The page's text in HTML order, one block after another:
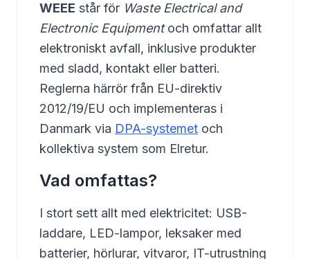
WEEE står för Waste Electrical and
Electronic Equipmentoch omfattar allt
elektroniskt avfall, inklusive produkter
med sladd, kontakt eller batteri.
Reglerna härrör från EU-direktiv
2012/19/EU och implementeras i
Danmark via DPA-systemet och
kollektiva system som Elretur.
Vad omfattas?
I stort sett allt med elektricitet: USB-
laddare, LED-lampor, leksaker med
batterier, hörlurar, vitvaror, IT-utrustning